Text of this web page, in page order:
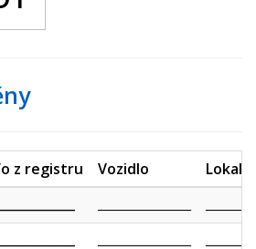
z registru Vozidlo